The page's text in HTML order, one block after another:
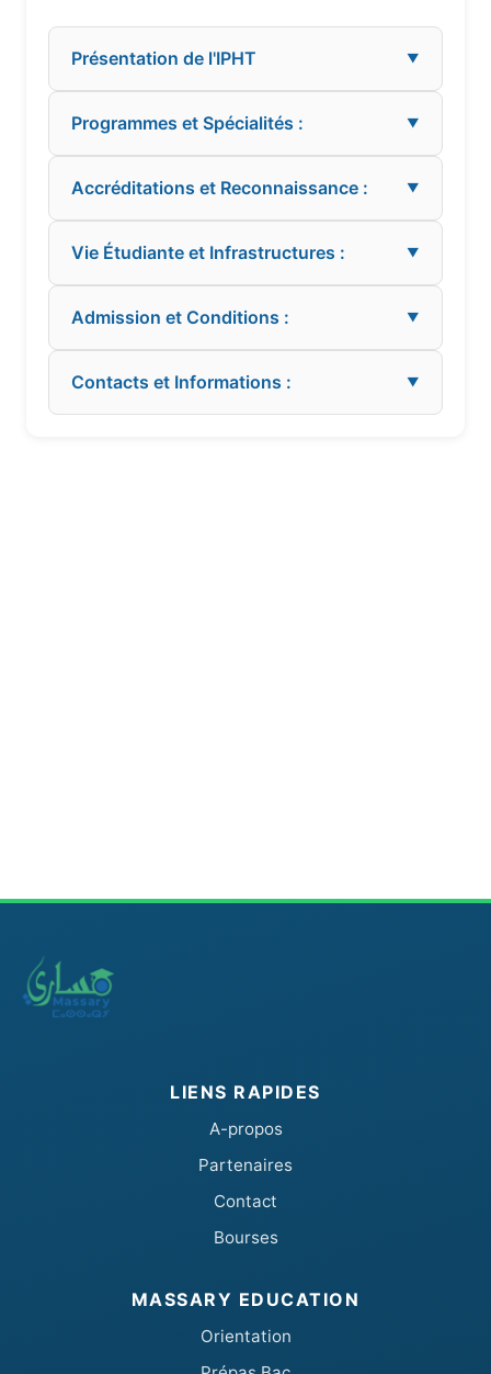
Présentation de l'IPHT ▼
Programmes et Spécialités : ▼
Accréditations et Reconnaissance : ▼
Vie Étudiante et Infrastructures : ▼
Admission et Conditions : ▼
Contacts et Informations : ▼
LIENS RAPIDES
A-propos
Partenaires
Contact
Bourses
MASSARY EDUCATION
Orientation